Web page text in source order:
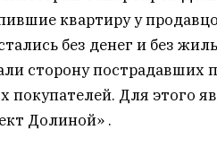
квартиру у
без денег и без
сторону пострадавших
покупателей. Для этого
Долиной» .